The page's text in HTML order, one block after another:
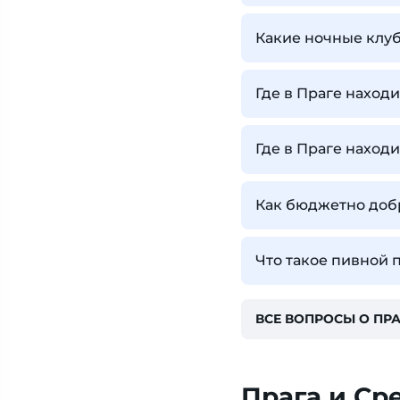
Какие ночные
Где в Праге
Где в Праге
Как бюджетно
Что такое пивной
ВСЕ ВОПРОСЫ О